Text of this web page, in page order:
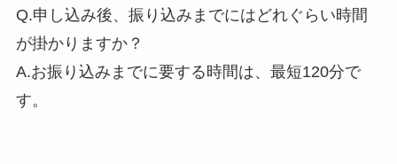
Q.申し込み後、振り込みまでにはどれぐらい時間
が掛かりますか？
A.お振り込みまでに要する時間は、最短120分で
す。